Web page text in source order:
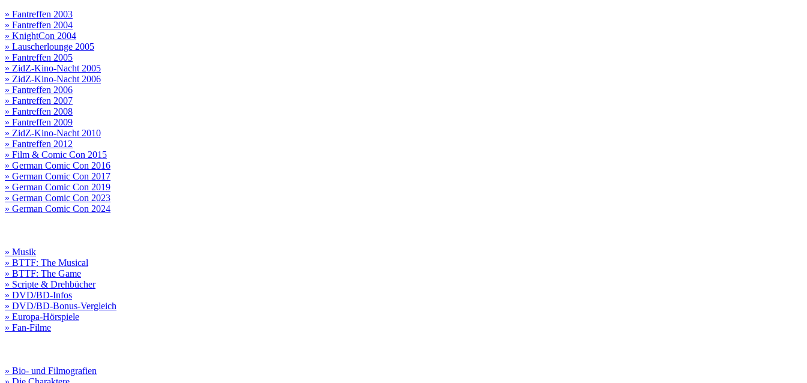
» Fantreffen 2003
» Fantreffen 2004
» KnightCon 2004
» Lauscherlounge 2005
» Fantreffen 2005
» ZidZ-Kino-Nacht 2005
» ZidZ-Kino-Nacht 2006
» Fantreffen 2006
» Fantreffen 2007
» Fantreffen 2008
» Fantreffen 2009
» ZidZ-Kino-Nacht 2010
» Fantreffen 2012
» Film & Comic Con 2015
» German Comic Con 2016
» German Comic Con 2017
» German Comic Con 2019
» German Comic Con 2023
» German Comic Con 2024
» Musik
» BTTF: The Musical
» BTTF: The Game
» Scripte & Drehbücher
» DVD/BD-Infos
» DVD/BD-Bonus-Vergleich
» Europa-Hörspiele
» Fan-Filme
» Bio- und Filmografien